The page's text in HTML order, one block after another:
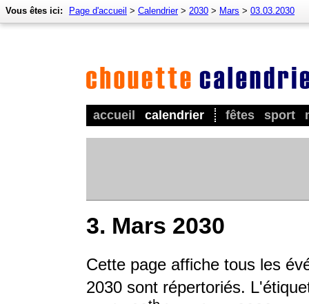
accueil calendrier fêtes sport
Vous êtes ici: Page d'accueil > Calendrier> 2030 > Mars > 03.03.2030
3. Mars 2030
Cette page affiche tous les
2030 sont répertoriés.